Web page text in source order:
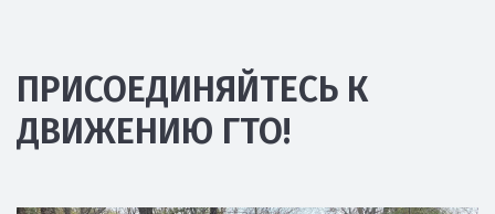
ПРИСОЕДИНЯЙТЕСЬ К
ДВИЖЕНИЮ ГТО!